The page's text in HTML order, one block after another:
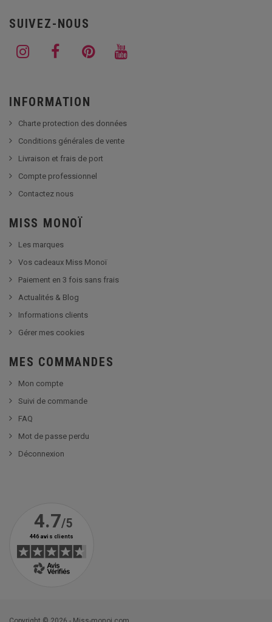
SUIVEZ-NOUS
INFORMATION
Charte protection des données
Conditions générales de vente
Livraison et frais de port
Compte professionnel
Contactez nous
MISS MONOÏ
Les marques
Vos cadeaux Miss Monoï
Paiement en 3 fois sans frais
Actualités & Blog
Informations clients
Gérer mes cookies
MES COMMANDES
Mon compte
Suivi de commande
FAQ
Mot de passe perdu
Déconnexion